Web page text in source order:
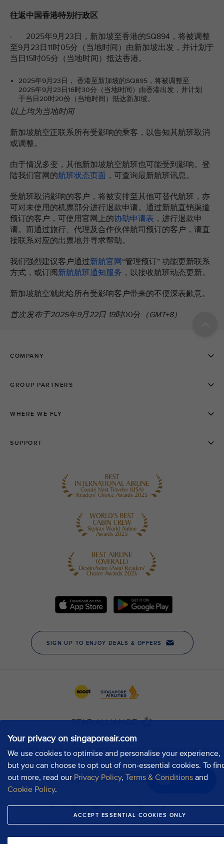
Your privacy on singaporeair.com
We use cookies to optimise and personalise your experience,
but you can choose to opt out of non-essential cookies. To
out more, read our Privacy Policy, Terms & Conditions and
Cookie Policy.
ACCEPT ESSENTIAL COOKIES ONLY
Chat now
往返中国香港特别行政区
· 2025年9月23日，新加坡至香港的SQ894，将被调整
至9月23日11时05分（当地时间）由新加坡出发，并计划于
当日15时05分（当地时间）抵达香港。
2025年9月23日， 香港至新加坡的SQ895，将被调整至
2025年9月23日16时30分（当地时间）由香港出发，并计划
于当日20时20份（当地时间）抵达新加坡。
以上均为当地时间
新加坡航空正联系所有受影响的乘客，以告知其航班取消
或调整。
由于情况多变，其他新加坡航空航班也可能受到影响。登
陆我们官网的航班状态页面 ，可查询最新航班讯息。
受航班取消影响的客户，将被安排至其他可替代航班，亦
可对未使用的机票部分进行退款申请。通过新航直销渠道
预订的客户，可使用官网上的协助申请表 ，进行退款申
请。而通过旅行、代理及合作伙伴航司预订的客户，请直
接联系对应的出票地并寻求帮助。
我们强烈建议客户通过新航官网 “管理预订” 功能更新联系
方式，或订阅新航航班通知服务 ，以接收航班动态更新。
新加坡航空就此给所有受影响客户带来的不便深表歉意。
首次发布于2025年9月22日 19时00分 （GMT+8）